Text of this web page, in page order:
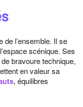
de l’ensemble. Il se
scénique. Ses
bravoure technique,
en valeur sa
, équilibres